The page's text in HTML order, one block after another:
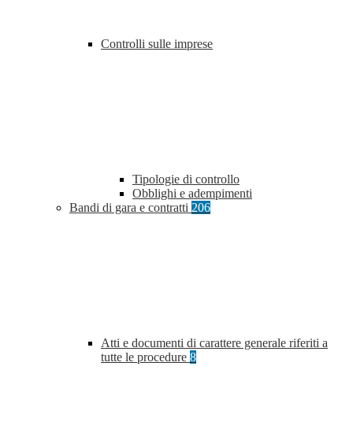
Controlli sulle imprese
Tipologie di controllo
Obblighi e adempimenti
Bandi di gara e contratti 206
Atti e documenti di carattere generale riferiti a
tutte le procedure 8